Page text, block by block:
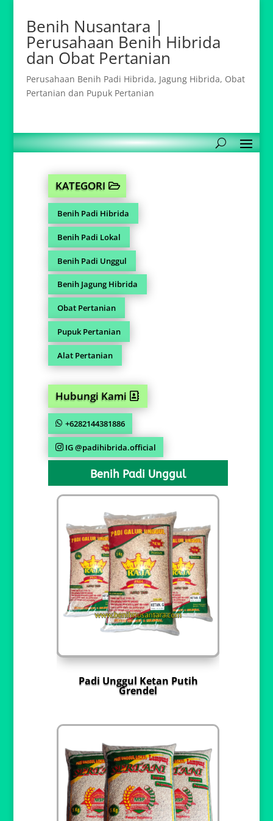
Benih Nusantara |
Perusahaan Benih Hibrida
dan Obat Pertanian
Perusahaan Benih Padi Hibrida, Jagung Hibrida, Obat
Pertanian dan Pupuk Pertanian
KATEGORI
Benih Padi Hibrida
Benih Padi Lokal
Benih Padi Unggul
Benih Jagung Hibrida
Obat Pertanian
Pupuk Pertanian
Alat Pertanian
Hubungi Kami
+6282144381886
IG @padihibrida.official
Benih Padi Unggul
Padi Unggul Ketan Putih
Grendel